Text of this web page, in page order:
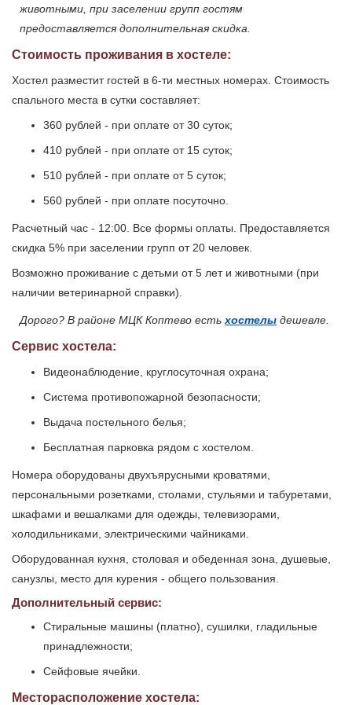
животными, при заселении групп гостям
предоставляется дополнительная скидка.
Стоимость проживания в хостеле:
Хостел разместит гостей в 6-ти местных номерах. Стоимость
спального места в сутки составляет:
360 рублей - при оплате от 30 суток;
410 рублей - при оплате от 15 суток;
510 рублей - при оплате от 5 суток;
560 рублей - при оплате посуточно.
Расчетный час - 12:00. Все формы оплаты. Предоставляется
скидка 5% при заселении групп от 20 человек.
Возможно проживание с детьми от 5 лет и животными (при
наличии ветеринарной справки).
Дорого? В районе МЦК Коптево естьхостелы дешевле.
Сервис хостела:
Видеонаблюдение, круглосуточная охрана;
Система противопожарной безопасности;
Выдача постельного белья;
Бесплатная парковка рядом с хостелом.
Номера оборудованы двухъярусными кроватями,
персональными розетками, столами, стульями и табуретами,
шкафами и вешалками для одежды, телевизорами,
холодильниками, электрическими чайниками.
Оборудованная кухня, столовая и обеденная зона, душевые,
санузлы, место для курения - общего пользования.
Дополнительный сервис:
Стиральные машины (платно), сушилки, гладильные
принадлежности;
Сейфовые ячейки.
Месторасположение хостела: